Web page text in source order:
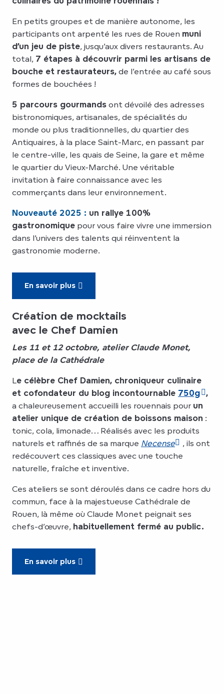
En petits groupes et de manière autonome, les
participants ont arpenté les rues de Rouen muni
d’un jeu de piste, jusqu’aux divers restaurants. Au
total, 7 étapes à découvrir parmi les artisans de
bouche et restaurateurs, de l’entrée au café sous
formes de bouchées !
5 parcours gourmands ont dévoilé des adresses
bistronomiques, artisanales, de spécialités du
monde ou plus traditionnelles, du quartier des
Antiquaires, à la place Saint-Marc, en passant par
le centre-ville, les quais de Seine, la gare et même
le quartier du Vieux-Marché. Une véritable
invitation à faire connaissance avec les
commerçants dans leur environnement.
Nouveauté 2025 : un rallye 100%
gastronomique pour vous faire vivre une immersion
dans l’univers des talents qui réinventent la
gastronomie moderne.
En savoir plus
Création de mocktails
avec le Chef Damien
Les 11 et 12 octobre, atelier Claude Monet,
place de la Cathédrale
Le célèbre Chef Damien, chroniqueur culinaire
et cofondateur du blog incontournable 750g
,
a chaleureusement accueilli les rouennais pour un
atelier unique de création de boissons maison :
tonic, cola, limonade… Réalisés avec les produits
naturels et raffinés de sa marque Necense
, ils ont
redécouvert ces classiques avec une touche
naturelle, fraîche et inventive.
Ces ateliers se sont déroulés dans ce cadre hors du
commun, face à la majestueuse Cathédrale de
Rouen, là même où Claude Monet peignait ses
chefs-d’œuvre, habituellement fermé au public.
En savoir plus